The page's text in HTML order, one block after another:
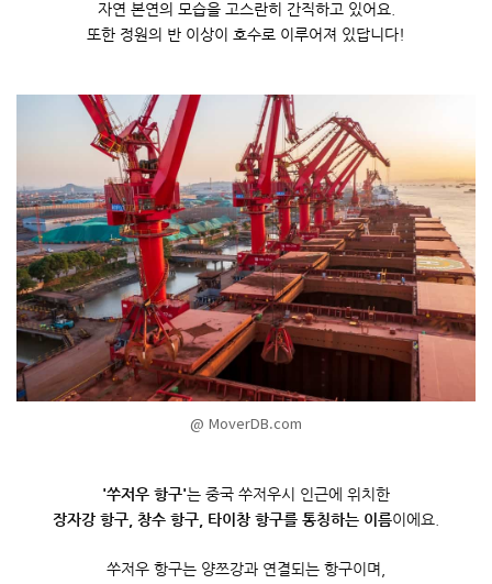
자연 본연의 모습을 고스란히 간직하고 있어요
또한 정원의 반 이상이 호수로 이루어져 있답니다!
@ MoverDB.com
'쑤저우 항구'는 중국 쑤저우시 인근에 위치한
장자강 항구 창수 항구 타이창 항구를 통칭하는 이름이에요
쑤저우 항구는 양쯔강과 연결되는 항구이며